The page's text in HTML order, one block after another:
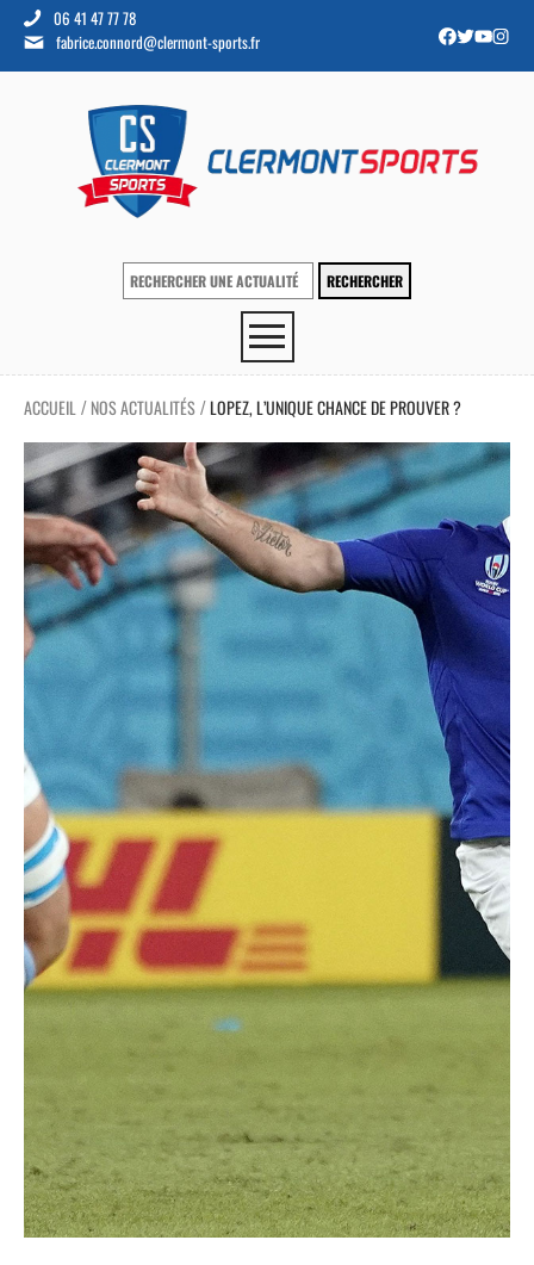
06 41 47 77 78
fabrice.connord@clermont-sports.fr
ACCUEIL / NOS ACTUALITÉS /LOPEZ, L’UNIQUE CHANCE DE PROUVER ?